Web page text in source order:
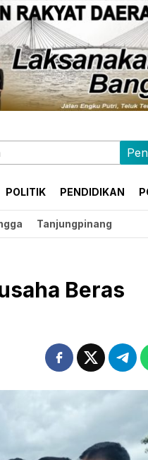
POLITIK PENDIDIKAN
Tanjungpinang
Beras